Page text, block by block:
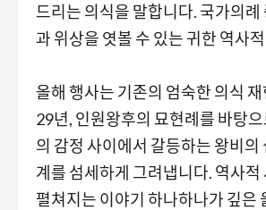
드리는 의식을 말합니다. 국가의
과 위상을 엿볼 수 있는 귀한 역사
올해 행사는 기존의 엄숙한 의식
29년, 인원왕후의 묘현례를 바탕
의 감정 사이에서 갈등하는 왕비
계를 섬세하게 그려냅니다. 역사
펼쳐지는 이야기 하나하나가 깊은